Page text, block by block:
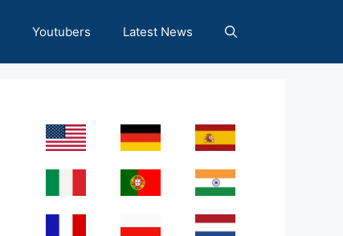
Youtubers Latest News